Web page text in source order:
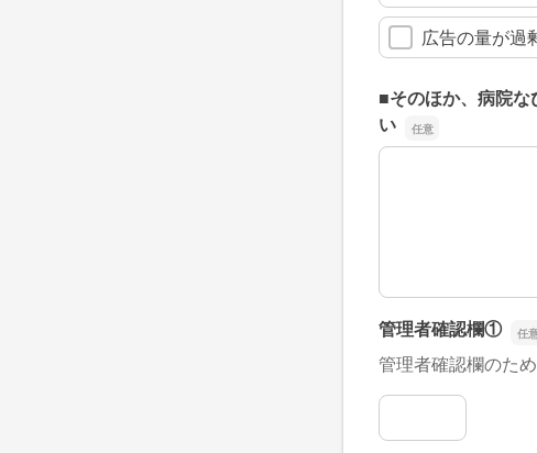
広告の量が過
■そのほか、病院
い
■そのほか、病院な
管理者確認欄①
管理者確認欄のた
管理者確認欄①